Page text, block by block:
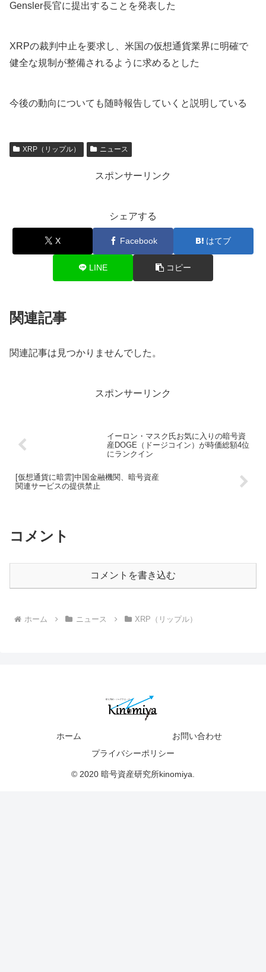
Gensler長官に提出することを発表した
XRPの裁判中止を要求し、米国の仮想通貨業界に明確で
健全な規制が整備されるように求めるとした
今後の動向についても随時報告していくと説明している
XRP（リップル） ニュース
スポンサーリンク
シェアする
X Facebook はてブ
LINE コピー
関連記事
関連記事は見つかりませんでした。
スポンサーリンク
イーロン・マスク氏お気に入りの暗号資
産DOGE（ドージコイン）が時価総額4位
にランクイン
[仮想通貨に暗雲]中国金融機関、暗号資産
関連サービスの提供禁止
コメント
コメントを書き込む
ホーム ニュース XRP（リップル）
ホーム
お問い合わせ
プライバシーポリシー
© 2020 暗号資産研究所kinomiya.